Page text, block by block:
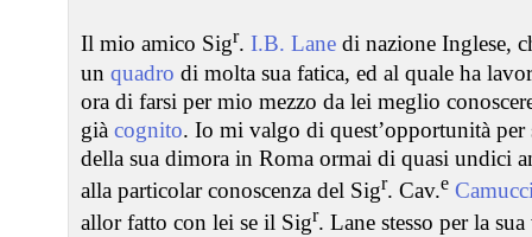
Il mio amico Sigr. I.B. Lane di nazione Inglese,
un quadro di molta sua fatica, ed al quale ha
ora di farsi per mio mezzo da lei meglio
già cognito. Io mi valgo di quest’opportunità
della sua dimora in Roma ormai di quasi undici
alla particolar conoscenza del Sigr. Cav.e
allor fatto con lei se il Sigr. Lane stesso per la